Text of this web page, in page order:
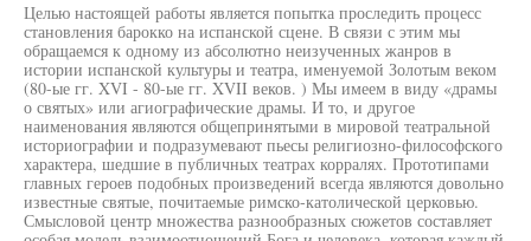
Целью настоящей работы является попытка проследить процесс
становления барокко на испанской сцене. В связи с этим мы
обращаемся к одному из абсолютно неизученных жанров в
истории испанской культуры и театра, именуемой Золотым веком
(80-ые гг. XVI - 80-ые гг. XVII веков. ) Мы имеем в виду «драмы
о святых» или агиографические драмы. И то, и другое
наименования являются общепринятыми в мировой театральной
историографии и подразумевают пьесы религиозно-философского
характера, шедшие в публичных театрах корралях. Прототипами
главных героев подобных произведений всегда являются довольно
известные святые, почитаемые римско-католической церковью.
Смысловой центр множества разнообразных сюжетов составляет